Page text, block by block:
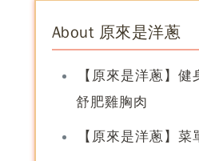
About 原來是洋蔥
【原來是洋蔥】
舒肥雞胸肉
【原來是洋蔥】菜